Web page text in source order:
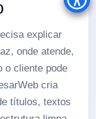
explicar
onde atende,
o cliente pode
cria
títulos, textos